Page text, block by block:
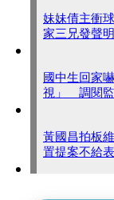
妹妹債主衝
家三兄發聲
國中生回家
視」 調閱監
黃國昌拍板
置提案不給